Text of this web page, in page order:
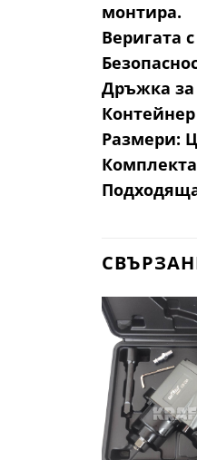
монтира.
Веригата
Дръжка
Размери: